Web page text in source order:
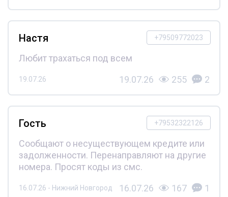
+79509772023
Настя
Любит трахаться под всем
19.07.26 19.07.26 255 2
+79532322126
Гость
Сообщают о несуществующем кредите или
задолженности. Перенаправляют на другие
номера. Просят коды из смс.
16.07.26 - Нижний Новгород 16.07.26 167 1